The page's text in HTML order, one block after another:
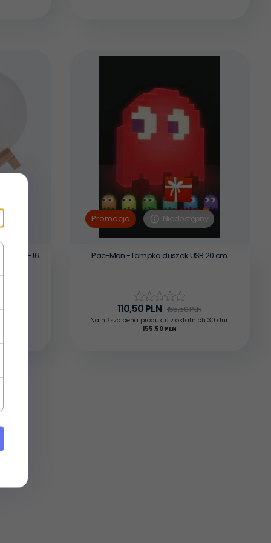
- 16
30 dni:
Promocja Niedostępny
Pac-Man - Lampka duszek USB 20 cm
110,50PLN 155,50 PLN
Najniższa cena produktu z ostatnich 30 dni:
155.50 PLN